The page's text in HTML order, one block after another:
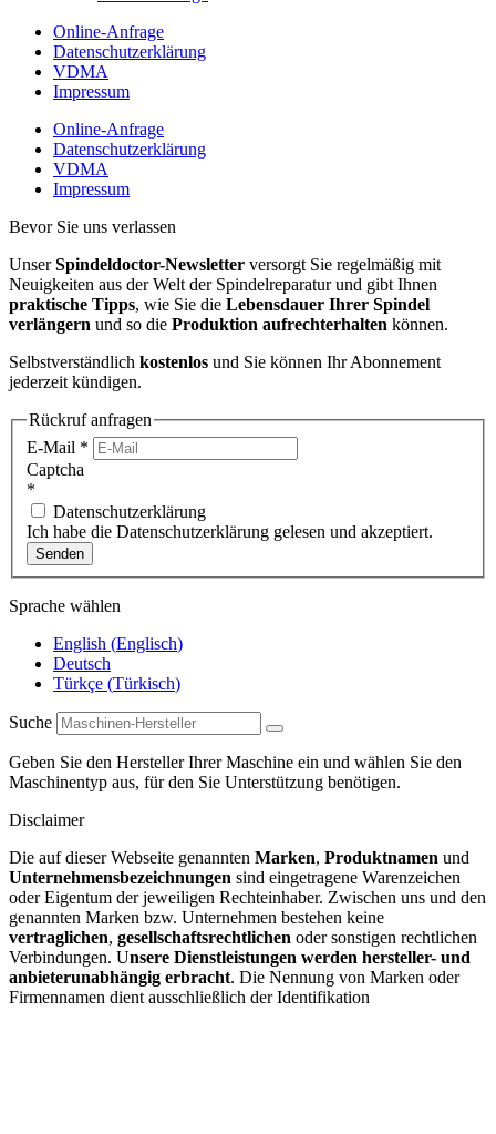
Online-Anfrage
Datenschutzerklärung
VDMA
Impressum
Online-Anfrage
Datenschutzerklärung
VDMA
Impressum
Bevor Sie uns verlassen
UnserSpindeldoctor-Newsletter versorgt Sie regelmäßig mit
Neuigkeiten aus der Welt der Spindelreparatur und gibt Ihnen
praktische Tipps, wie Sie die Lebensdauer Ihrer Spindel
verlängern und so die Produktion aufrechterhalten können.
Selbstverständlich kostenlos und Sie können Ihr Abonnement
jederzeit kündigen.
Rückruf anfragen
E-Mail *
Captcha
*
Datenschutzerklärung
Ich habe die Datenschutzerklärung gelesen und akzeptiert.
Senden
Sprache wählen
English (Englisch)
Deutsch
Türkçe (Türkisch)
Suche
Geben Sie den Hersteller Ihrer Maschine ein und wählen Sie den
Maschinentyp aus, für den Sie Unterstützung benötigen.
Disclaimer
Die auf dieser Webseite genannten Marken, Produktnamen und
Unternehmensbezeichnungen sind eingetragene Warenzeichen
oder Eigentum der jeweiligen Rechteinhaber. Zwischen uns und den
genannten Marken bzw. Unternehmen bestehen keine
vertraglichen, gesellschaftsrechtlichen oder sonstigen rechtlichen
Verbindungen. Unsere Dienstleistungen werden hersteller- und
anbieterunabhängig erbracht. Die Nennung von Marken oder
Firmennamen dient ausschließlich der Identifikation